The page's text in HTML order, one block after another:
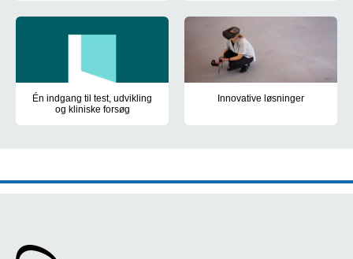
Én indgang til test, udvikling
og kliniske forsøg
Innovative løsninger